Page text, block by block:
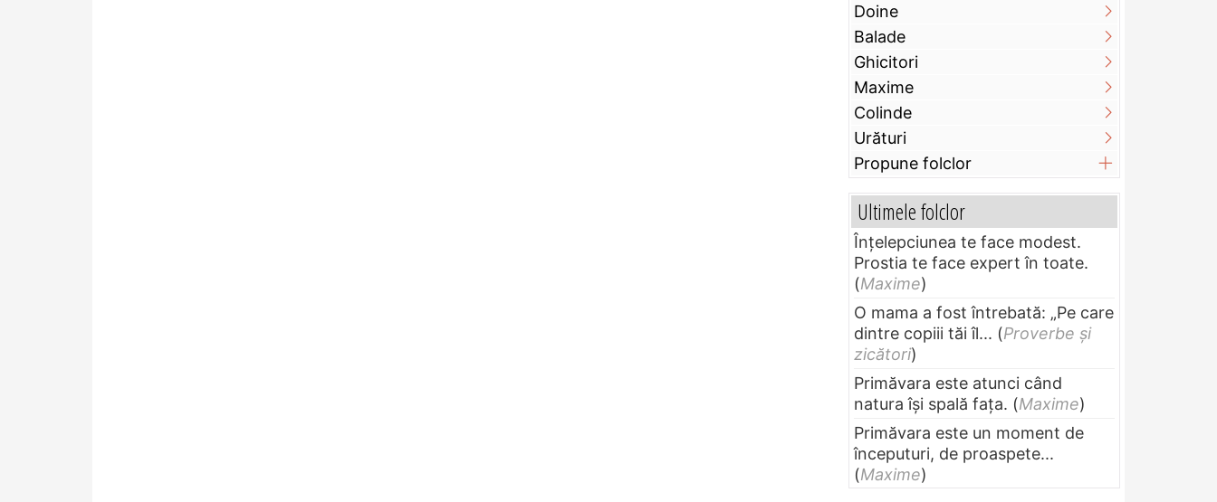
Doine
Balade
Ghicitori
Maxime
Colinde
Urături
Propune folclor
Ultimele folclor
Înțelepciunea te face modest.
Prostia te face expert în toate.
(Maxime)
O mama a fost întrebată: „Pe care
dintre copiii tăi îl... (Proverbe și
zicători)
Primăvara este atunci când
natura își spală fața. (Maxime)
Primăvara este un moment de
începuturi, de proaspete...
(Maxime)